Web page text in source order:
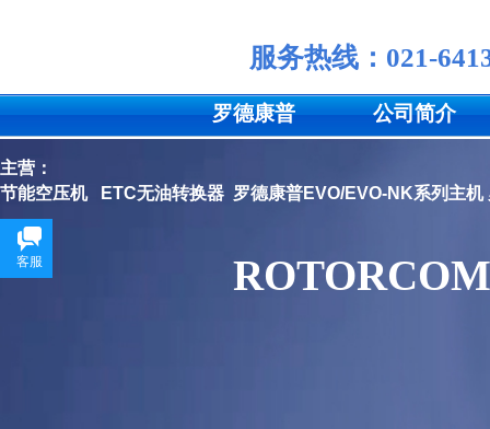
服务热线： 021-
罗德康普 公司简介
主营：
节能空压机
ETC无油转换器 罗德康普EVO/EVO-NK系列主机
客服